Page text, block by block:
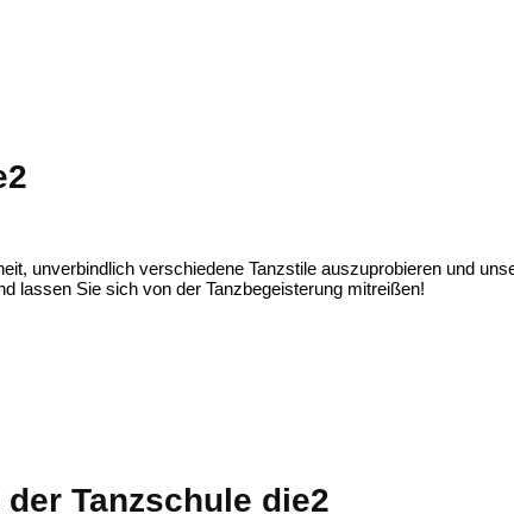
unverbindlich verschiedene Tanzstile auszuprobieren und
lassen Sie sich von der Tanzbegeisterung mitreißen!
Tanzschule die2